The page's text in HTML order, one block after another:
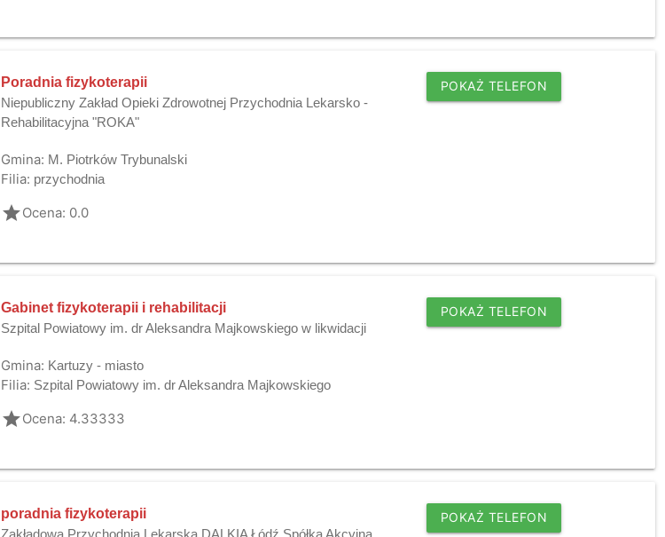
Poradnia fizykoterapii
Niepubliczny Zakład Opieki Zdrowotnej Przychodnia Lekarsko -
Rehabilitacyjna "ROKA"
POKAŻ TELEFON
Gmina: M. Piotrków Trybunalski
Filia: przychodnia
gradeOcena: 0.0
Gabinet fizykoterapii i rehabilitacji
Szpital Powiatowy im. dr Aleksandra Majkowskiego w likwidacji
POKAŻ TELEFON
Gmina: Kartuzy - miasto
Filia: Szpital Powiatowy im. dr Aleksandra Majkowskiego
gradeOcena: 4.33333
poradnia fizykoterapii
POKAŻ TELEFON